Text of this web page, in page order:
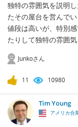
独特の雰囲気を説明
たその屋台を営んで
値段は高いが、特別
たりして独特の雰囲
Junkoさん
11 10980
Tim Young
アメリカ合